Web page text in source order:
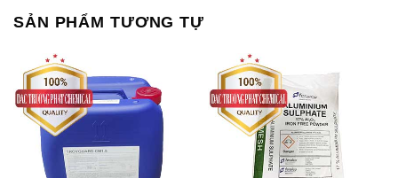
SẢN PHẨM TƯƠNG TỰ